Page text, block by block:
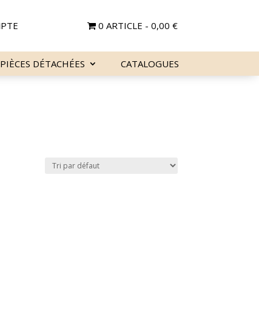
0 ARTICLE 0,00 €
PIÈCES DÉTACHÉES CATALOGUES